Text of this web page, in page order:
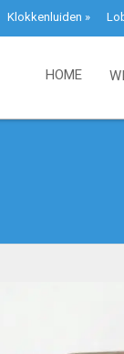
Klokkenluiden »
HOME